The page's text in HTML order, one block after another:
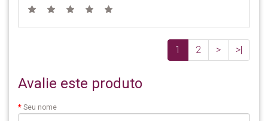
1 2 > >|
Avalie este produto
Seu nome